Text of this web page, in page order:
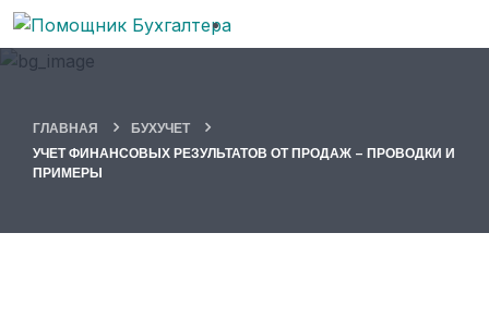
ГЛАВНАЯ
БУХУЧЕТ
УЧЕТ ФИНАНСОВЫХ РЕЗУЛЬТАТОВ ОТ ПРОДАЖ – ПРОВОДКИ И
ПРИМЕРЫ